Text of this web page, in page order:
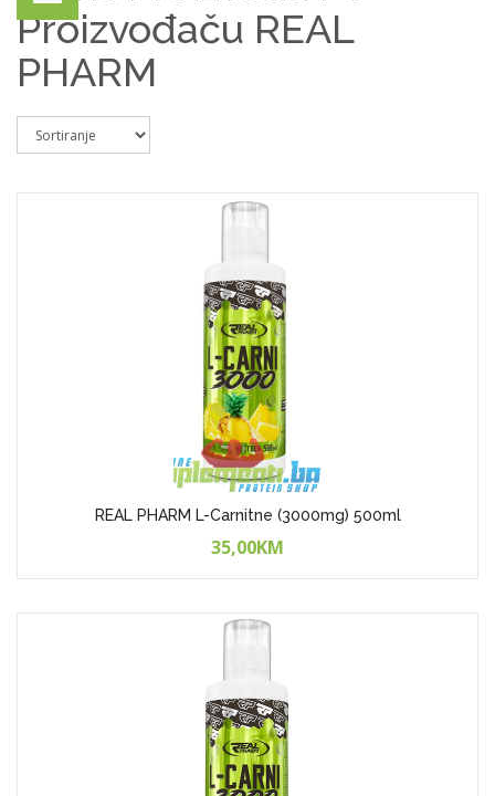
Proizvođaču REAL
PHARM
REAL PHARM L-Carnitne (3000mg) 500ml
35,00KM